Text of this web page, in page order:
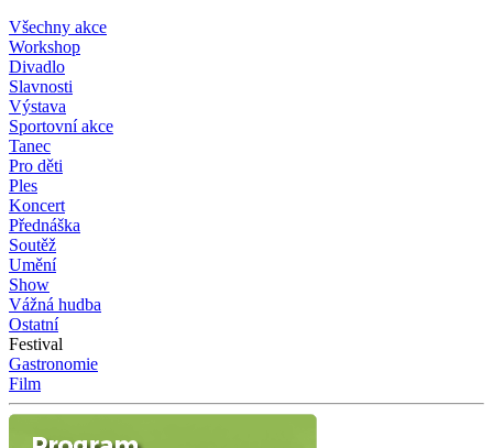
Všechny akce
Workshop
Divadlo
Slavnosti
Výstava
Sportovní akce
Tanec
Pro děti
Ples
Koncert
Přednáška
Soutěž
Umění
Show
Vážná hudba
Ostatní
Festival
Gastronomie
Film